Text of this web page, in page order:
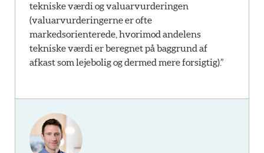
tekniske værdi og valuarvurderingen
(valuarvurderingerne er ofte
markedsorienterede, hvorimod andelens
tekniske værdi er beregnet på baggrund af
afkast som lejebolig og dermed mere forsigtig).”